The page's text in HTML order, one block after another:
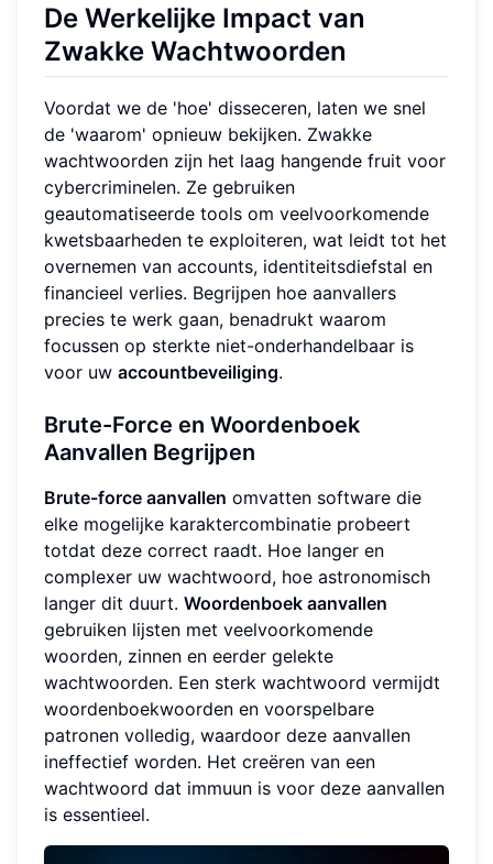
De Werkelijke Impact van
Zwakke Wachtwoorden
Voordat we de 'hoe' disseceren, laten we snel
de 'waarom' opnieuw bekijken. Zwakke
wachtwoorden zijn het laag hangende fruit voor
cybercriminelen. Ze gebruiken
geautomatiseerde tools om veelvoorkomende
kwetsbaarheden te exploiteren, wat leidt tot het
overnemen van accounts, identiteitsdiefstal en
financieel verlies. Begrijpen hoe aanvallers
precies te werk gaan, benadrukt waarom
focussen op sterkte niet-onderhandelbaar is
voor uw accountbeveiliging.
Brute-Force en Woordenboek
Aanvallen Begrijpen
Brute-force aanvallen omvatten software die
elke mogelijke karaktercombinatie probeert
totdat deze correct raadt. Hoe langer en
complexer uw wachtwoord, hoe astronomisch
langer dit duurt. Woordenboek aanvallen
gebruiken lijsten met veelvoorkomende
woorden, zinnen en eerder gelekte
wachtwoorden. Een sterk wachtwoord vermijdt
woordenboekwoorden en voorspelbare
patronen volledig, waardoor deze aanvallen
ineffectief worden. Het creëren van een
wachtwoord dat immuun is voor deze aanvallen
is essentieel.